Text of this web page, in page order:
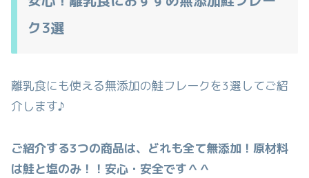
ク3選
離乳食にも使える無添加の鮭フレークを3選してご紹
介します♪
ご紹介する3つの商品は、どれも全て無添加！原材料
は鮭と塩のみ！！安心・安全です＾＾